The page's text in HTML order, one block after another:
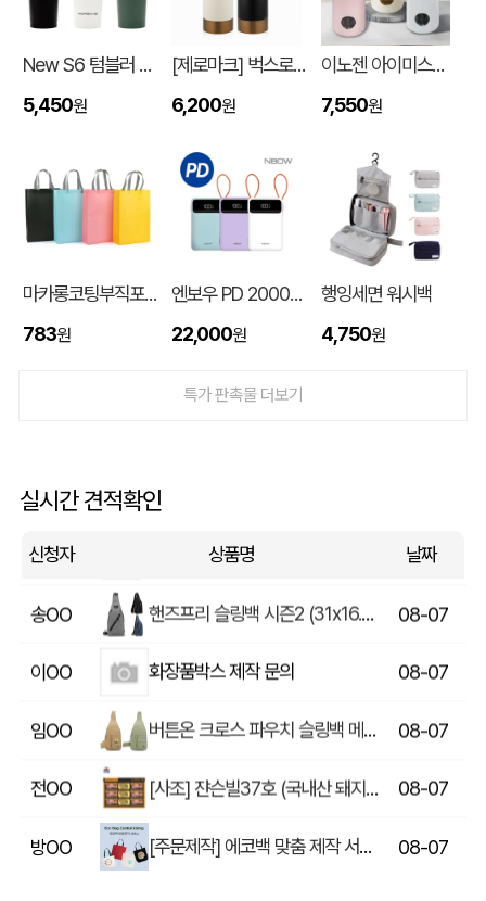
New S6 텀블러 600ml
5,450원
[제로마크] 벅스로얄텀블러 500ml
6,200원
이노젠 아이미스트 에어 무드등 휴대용 무선가습기
7,550원
마카롱코팅부직포가방 (300*430*105mm)
783원
엔보우 PD 20000mAh 케이블일체형 보조배터리 P20
22,000원
행잉세면 워시백
4,750원
특가 판촉물 더보기
실시간 견적확인
신청자 상품명 날짜
입체형떡메모_(도자기레인보우) 08-08
이OO 상품제안(웰컴키트제작)
윤OO 08-07
송OO 08-07
이OO 화장품박스 제작 문의 08-07
임OO 08-07
전OO 08-07
방OO 08-07